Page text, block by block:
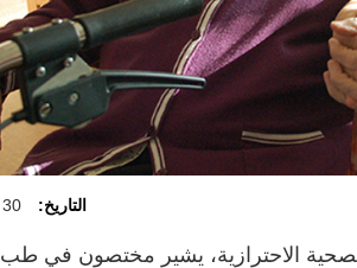
التاريخ: 30 مايو 2020
الاحترازية، يشير مختصون في طب